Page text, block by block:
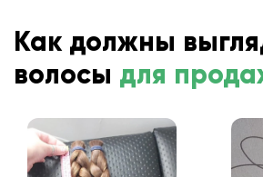
Как должны
волосы для